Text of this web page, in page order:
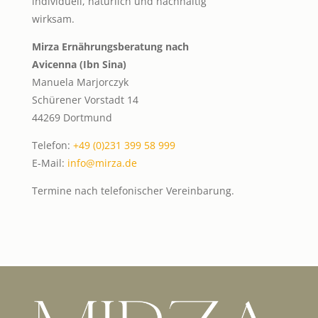
wirksam.
Mirza Ernährungsberatung nach
Avicenna (Ibn Sina)
Manuela Marjorczyk
Schürener Vorstadt 14
44269 Dortmund
Telefon: +49 (0)231 399 58 999
E-Mail: info@mirza.de
Termine nach telefonischer Vereinbarung.